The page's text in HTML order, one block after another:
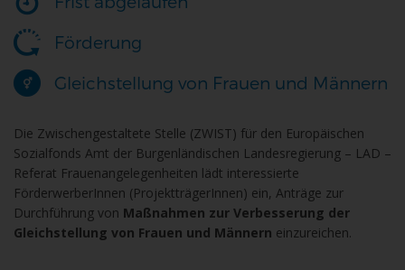
Förderung
Gleichstellung von Frauen und Männern
Die Zwischengestaltete Stelle (ZWIST) für den Europäischen
Sozialfonds Amt der Burgenländischen Landesregierung – LAD –
Referat Frauenangelegenheiten lädt interessierte
FörderwerberInnen (ProjektträgerInnen) ein, Anträge zur
Durchführung von Maßnahmen zur Verbesserung der
Gleichstellung von Frauen und Männern einzureichen.